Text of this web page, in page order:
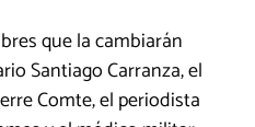
que la cambiarán
Santiago Carranza, el
Comte, el periodista